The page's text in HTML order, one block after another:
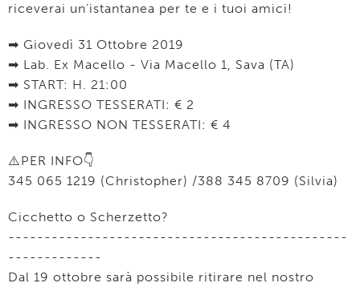
riceverai un'istantanea per te e i tuoi amici!
➡ Giovedì 31 Ottobre 2019
➡ Lab. Ex Macello - Via Macello 1, Sava (TA)
➡ START: H. 21:00
➡ INGRESSO TESSERATI: € 2
➡ INGRESSO NON TESSERATI: € 4
⚠️PER INFO👇
345 065 1219 (Christopher) /388 345 8709 (Silvia)
Cicchetto o Scherzetto?
-----------------------------------------------
-------------
Dal 19 ottobre sarà possibile ritirare nel nostro